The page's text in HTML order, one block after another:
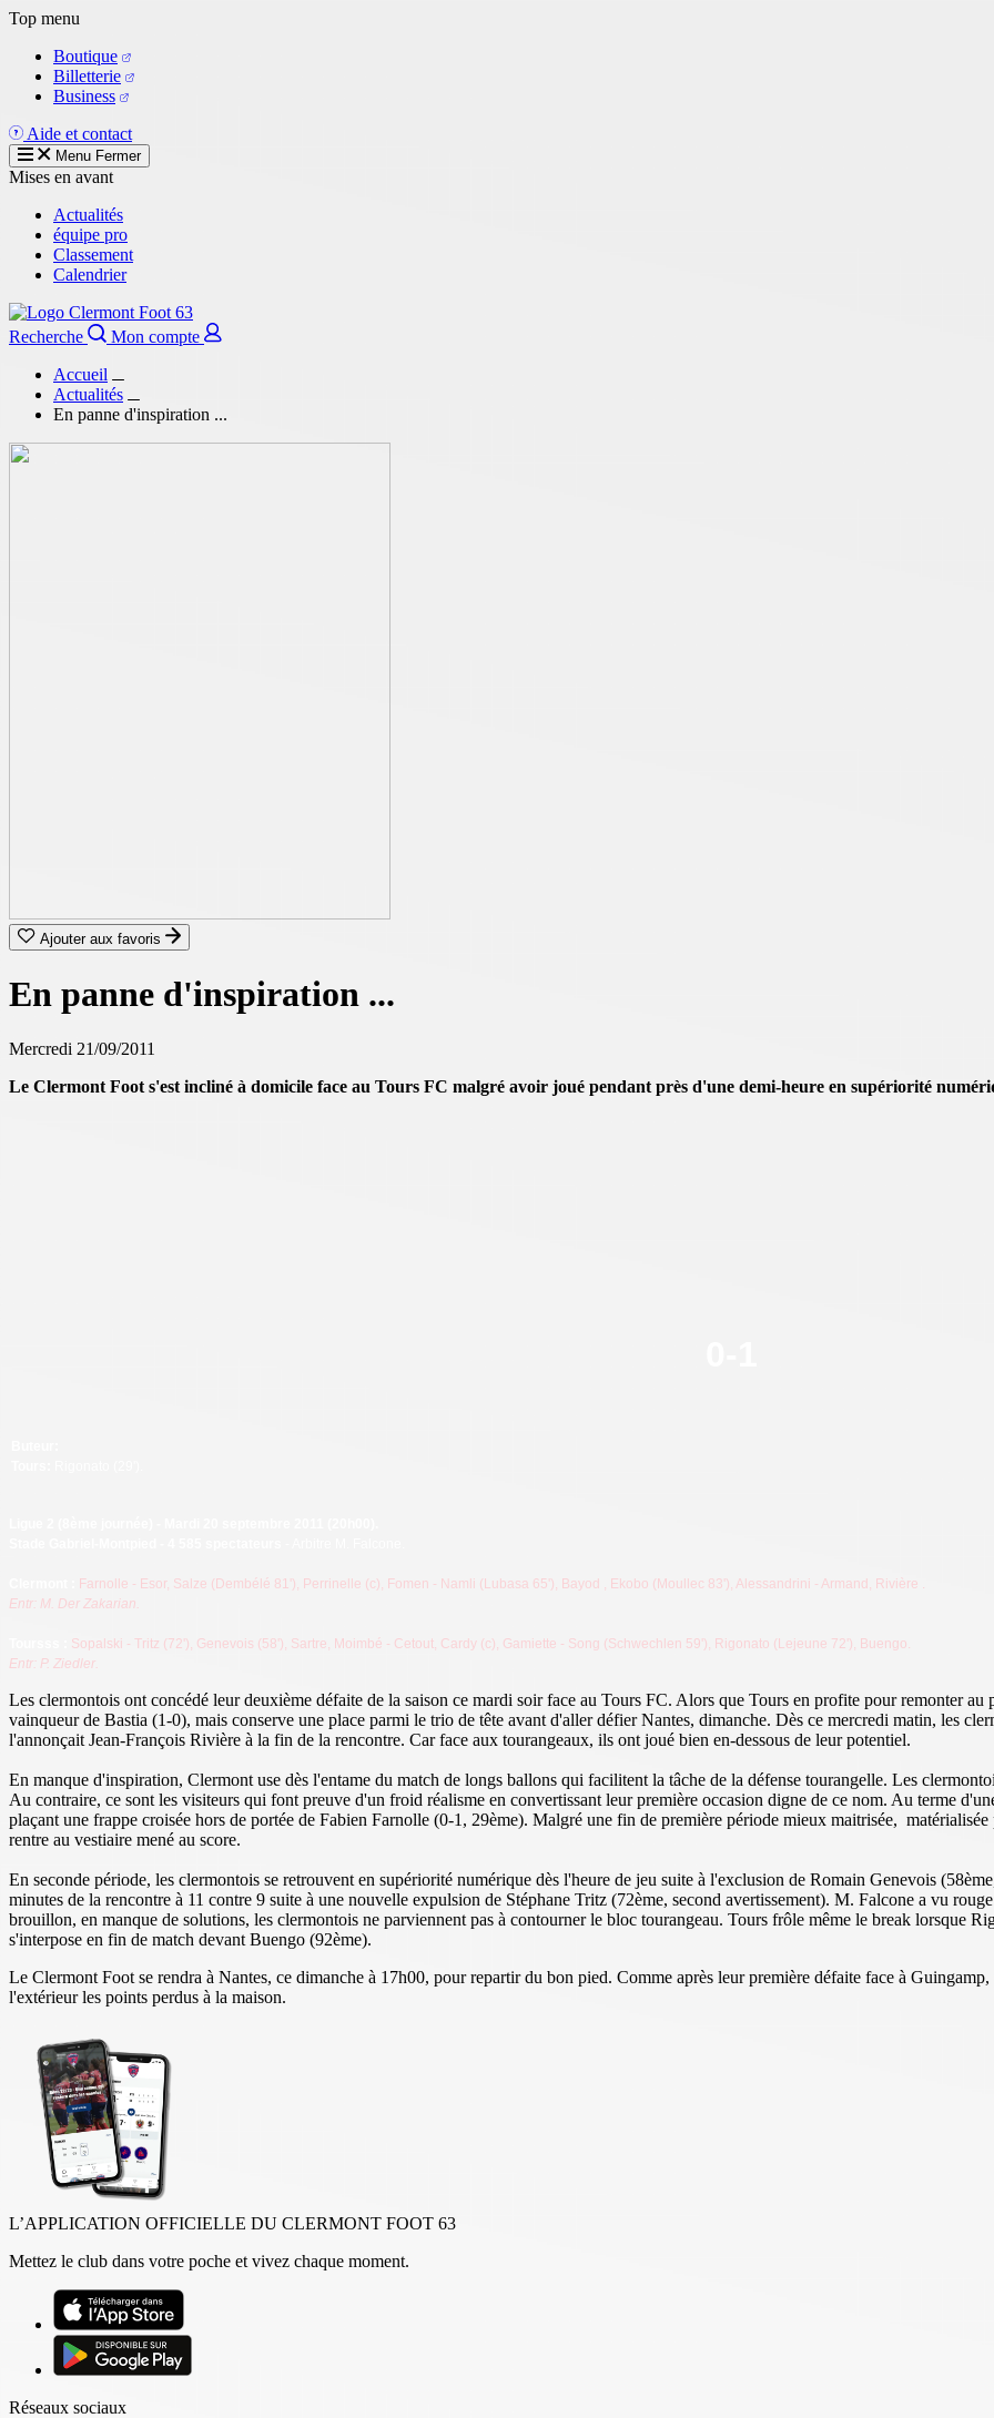
Aller
contenu
principal
Top menu
Boutique
Billetterie
Business
Aide et contact
Menu Fermer
Mises en avant
Actualités
équipe pro
Classement
Calendrier
Recherche
Mon compte
Accueil
Actualités
En panne d'inspiration ...
Ajouter aux favoris
En panne d'inspiration ...
Mercredi 21/09/2011
Le Clermont Foot s'est incliné à domicile face au Tours FC malgré avoir joué pendant près d'une demi-heure en supériorité
Farnolle - Esor, Salze (Dembélé 81'), Perrinelle (c), Fomen - Namli (Lubasa 65'), Bayod , Ekobo (Moullec 83'), Alessandrini - Armand, Rivière .
Entr: M. Der Zakarian.
Sopalski - Tritz (72'), Genevois (58'), Sartre, Moimbé - Cetout, Cardy (c), Gamiette - Song (Schwechlen 59'), Rigonato (Lejeune 72'), Buengo.
Entr: P. Ziedler.
Les clermontois ont concédé leur deuxième défaite de la saison ce mardi soir face au Tours FC. Alors que Tours en profite pour remonter
vainqueur de Bastia (1-0), mais conserve une place parmi le trio de tête avant d'aller défier Nantes, dimanche. Dès ce mercredi matin, les
l'annonçait Jean-François Rivière à la fin de la rencontre. Car face aux tourangeaux, ils ont joué bien en-dessous de leur potentiel.
En manque d'inspiration, Clermont use dès l'entame du match de longs ballons qui facilitent la tâche de la défense tourangelle. Les
Au contraire, ce sont les visiteurs qui font preuve d'un froid réalisme en convertissant leur première occasion digne de ce nom. Au terme
plaçant une frappe croisée hors de portée de Fabien Farnolle (0-1, 29ème). Malgré une fin de première période mieux maitrisée,
rentre au vestiaire mené au score.
En seconde période, les clermontois se retrouvent en supériorité numérique dès l'heure de jeu suite à l'exclusion de Romain Genevois
minutes de la rencontre à 11 contre 9 suite à une nouvelle expulsion de Stéphane Tritz (72ème, second avertissement). M. Falcone a vu
brouillon, en manque de solutions, les clermontois ne parviennent pas à contourner le bloc tourangeau. Tours frôle même le break lorsque
s'interpose en fin de match devant Buengo (92ème).
Le Clermont Foot se rendra à Nantes, ce dimanche à 17h00, pour repartir du bon pied. Comme après leur première défaite face à
l'extérieur les points perdus à la maison.
L’APPLICATION OFFICIELLE DU CLERMONT FOOT 63
Mettez le club dans votre poche et vivez chaque moment.
Réseaux sociaux